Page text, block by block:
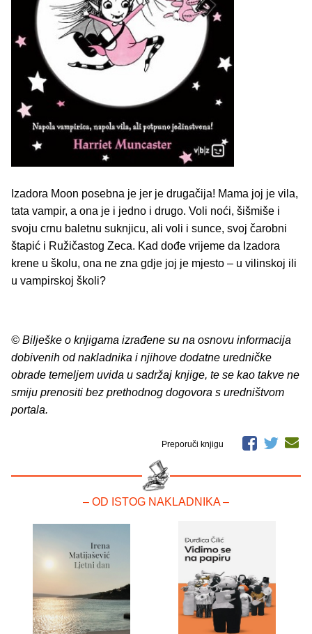
Izadora Moon posebna je jer je drugačija! Mama joj je vila,
tata vampir, a ona je i jedno i drugo. Voli noći, šišmiše i
svoju crnu baletnu suknjicu, ali voli i sunce, svoj čarobni
štapić i Ružičastog Zeca. Kad dođe vrijeme da Izadora
krene u školu, ona ne zna gdje joj je mjesto – u vilinskoj ili
u vampirskoj školi?
© Bilješke o knjigama izrađene su na osnovu informacija
dobivenih od nakladnika i njihove dodatne uredničke
obrade temeljem uvida u sadržaj knjige, te se kao takve ne
smiju prenositi bez prethodnog dogovora s uredništvom
portala.
Preporuči knjigu
– OD ISTOG NAKLADNIKA –